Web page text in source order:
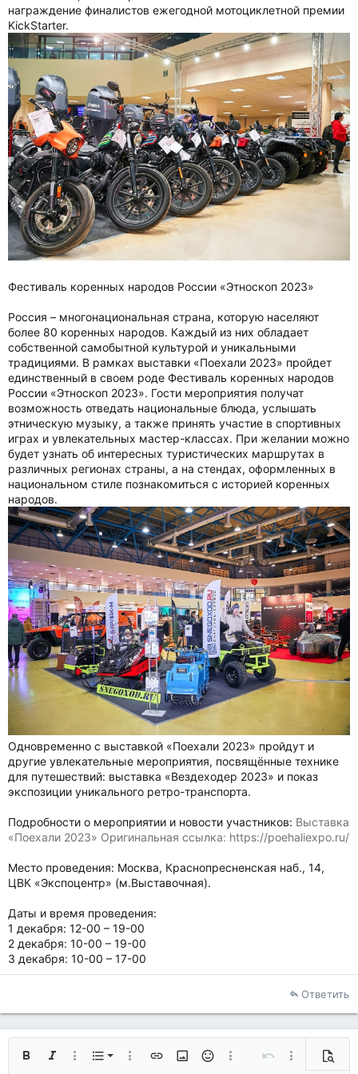
награждение финалистов ежегодной мотоциклетной премии
KickStarter.
Фестиваль коренных народов России «Этноскоп 2023»
Россия – многонациональная страна, которую населяют
более 80 коренных народов. Каждый из них обладает
собственной самобытной культурой и уникальными
традициями. В рамках выставки «Поехали 2023» пройдет
единственный в своем роде Фестиваль коренных народов
России «Этноскоп 2023». Гости мероприятия получат
возможность отведать национальные блюда, услышать
этническую музыку, а также принять участие в спортивных
играх и увлекательных мастер-классах. При желании можно
будет узнать об интересных туристических маршрутах в
различных регионах страны, а на стендах, оформленных в
национальном стиле познакомиться с историей коренных
народов.
Одновременно с выставкой «Поехали 2023» пройдут и
другие увлекательные мероприятия, посвящённые технике
для путешествий: выставка «Вездеходер 2023» и показ
экспозиции уникального ретро-транспорта.
Подробности о мероприятии и новости участников: Выставка
«Поехали 2023» Оригинальная ссылка: https://poehaliexpo.ru/
Место проведения: Москва, Краснопресненская наб., 14,
ЦВК «Экспоцентр» (м.Выставочная).
Даты и время проведения:
1 декабря: 12-00 – 19-00
2 декабря: 10-00 – 19-00
3 декабря: 10-00 – 17-00
Ответить
ЖирныйКурсивДополнительно...
Список
Нумерованный список
Дополнительно...
Вставить ссылку
Вставить изображение
СмайлыДополнительно...
Отменить